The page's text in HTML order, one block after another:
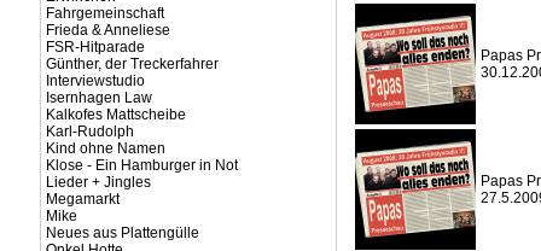
Fahrgemeinschaft
Frieda & Anneliese
FSR-Hitparade
Günther, der Treckerfahrer
Interviewstudio
Isernhagen Law
Kalkofes Mattscheibe
Karl-Rudolph
Kind ohne Namen
Klose - Ein Hamburger in Not
Lieder + Jingles
Megamarkt
Mike
Neues aus Plattengülle
Papas
Papas